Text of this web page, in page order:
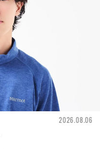
2026.08.06